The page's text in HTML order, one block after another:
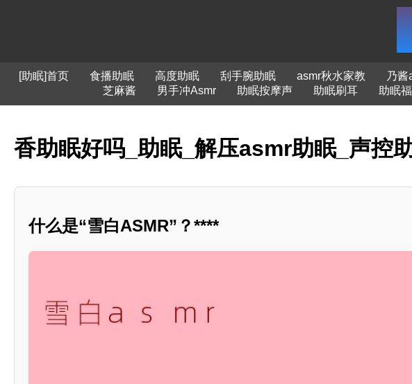
[助眠]首页 食播助眠 高度助眠 刮手腕助眠 asmr秋水家教 乃酱
芝麻酱
男手冲Asmr 助眠按摩声 助眠刷耳 助眠
香助眠好吗_助眠_解压asmr助眠_声控
什么是“雪白ASMR”？****